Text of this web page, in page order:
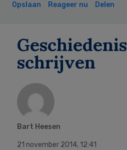
Opslaan Reageer nu Delen
Geschiedenis
schrijven
Bart Heesen
21 november 2014, 12:41